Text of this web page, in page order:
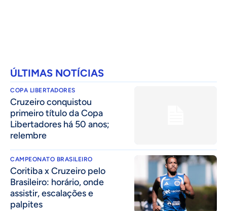
ÚLTIMAS NOTÍCIAS
COPA LIBERTADORES
Cruzeiro conquistou
primeiro título da Copa
Libertadores há 50 anos;
relembre
CAMPEONATO BRASILEIRO
Coritiba x Cruzeiro pelo
Brasileiro: horário, onde
assistir, escalações e
palpites